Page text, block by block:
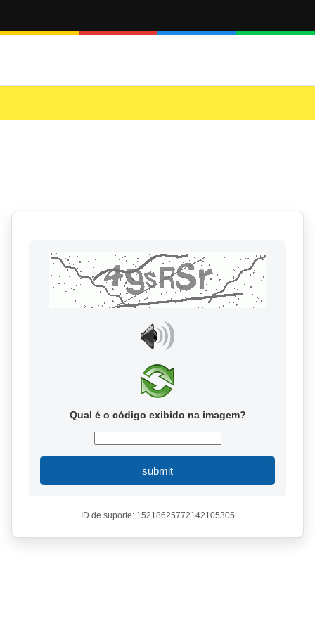
Qual é o código exibido na imagem?
submit
ID de suporte: 15218625772142105305